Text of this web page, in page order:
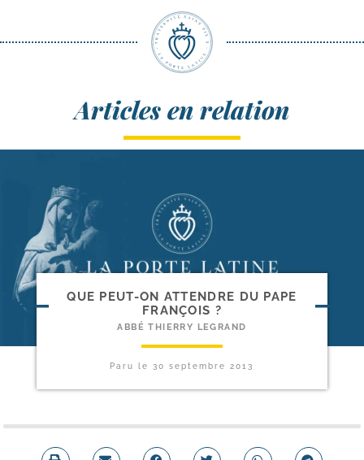
Articles en relation
QUE PEUT-​ON ATTENDRE DU PAPE
FRANÇOIS ?
ABBÉ THIERRY LEGRAND
Paru le30 septembre 2013